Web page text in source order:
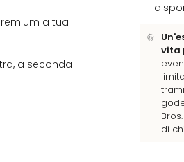
a tua
a seconda
vita
di